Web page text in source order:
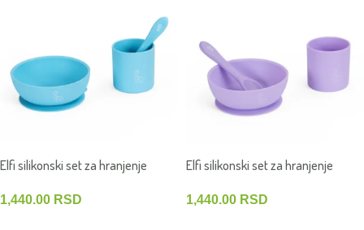
Elfi silikonski set za hranjenje
1,440.00 RSD
Elfi silikonski set za hranjenje
1,440.00 RSD